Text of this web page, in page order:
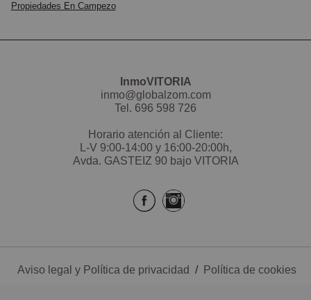
Propiedades En Campezo
InmoVITORIA
inmo@globalzom.com
Tel. 696 598 726
Horario atención al Cliente:
L-V 9:00-14:00 y 16:00-20:00h,
Avda. GASTEIZ 90 bajo VITORIA
Aviso legal y Política de privacidad / Política de cookies